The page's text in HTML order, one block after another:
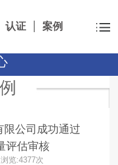
认证 案例
限公司成功通过
评估审核
览:4377次